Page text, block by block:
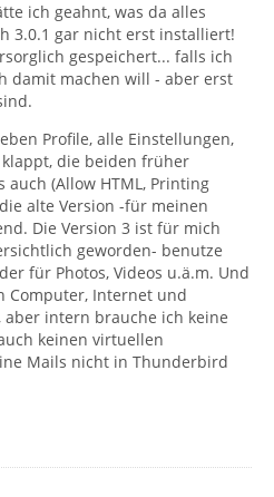
ich geahnt, was da alles
3.0.1 gar nicht erst installiert!
gespeichert... falls ich
damit machen will - aber erst
Profile, alle Einstellungen,
klappt, die beiden früher
(Allow HTML, Printing
alte Version -für meinen
Die Version 3 ist für mich
geworden- benutze
für Photos, Videos u.ä.m. Und
Computer, Internet und
intern brauche ich keine
keinen virtuellen
Mails nicht in Thunderbird